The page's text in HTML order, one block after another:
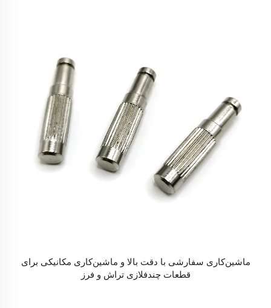
ماشین‌کاری سفارشی با دقت بالا و ماشین‌کاری مکانیکی برای
قطعات چندفلازی تراش و فرز